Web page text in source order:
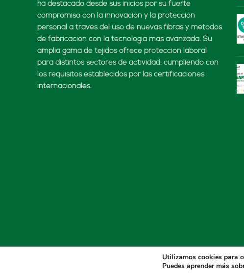
ha destacado desde sus inicios por su fuerte
compromiso con la innovación y la protección
personal a través del uso de nuevas fibras y métodos
de fabricación con la tecnología más avanzada. Su
amplia gama de tejidos ofrece protección laboral
para distintos sectores de actividad, cumpliendo con
los requisitos establecidos por las certificaciones
internacionales.
Utilizamos cookies para
Puedes aprender más